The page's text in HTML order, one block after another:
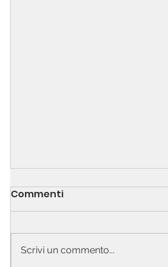
Commenti
Scrivi un commento...